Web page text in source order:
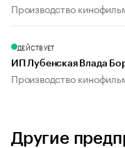
Производство
ДЕЙСТВУЕТ
ИП Лубенская Влада
Производство
Другие